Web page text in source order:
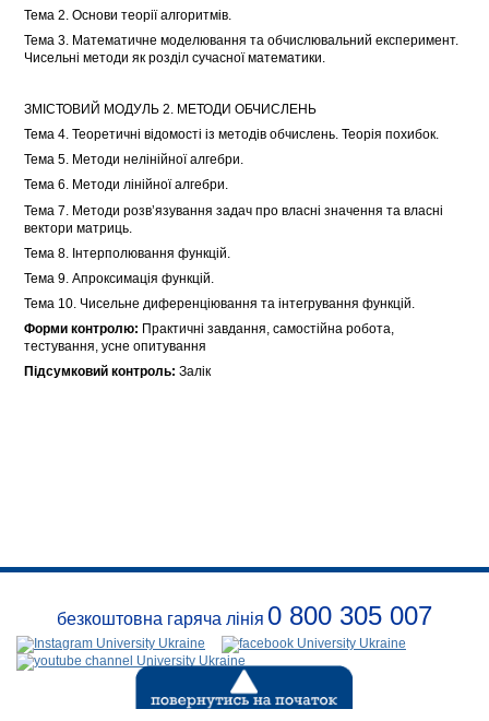
Тема 2. Основи теорії алгоритмів.
Тема 3. Математичне моделювання та обчислювальний експеримент.
Чисельні методи як розділ сучасної математики.
ЗМІСТОВИЙ МОДУЛЬ 2. МЕТОДИ ОБЧИСЛЕНЬ
Тема 4. Теоретичні відомості із методів обчислень. Теорія похибок.
Тема 5. Методи нелінійної алгебри.
Тема 6. Методи лінійної алгебри.
Тема 7. Методи розв’язування задач про власні значення та власні
вектори матриць.
Тема 8. Інтерполювання функцій.
Тема 9. Апроксимація функцій.
Тема 10. Чисельне диференціювання та інтегрування функцій.
Форми контролю: Практичні завдання, самостійна робота,
тестування, усне опитування
Підсумковий контроль: Залік
безкоштовна гаряча лінія 0 800 305 007
Про
заклад